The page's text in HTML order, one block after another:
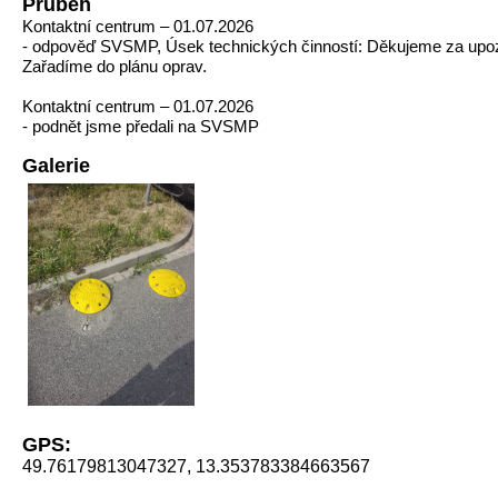
Průběh
Kontaktní centrum – 01.07.2026
- odpověď SVSMP, Úsek technických činností: Děkujeme za
Zařadíme do plánu oprav.
Kontaktní centrum – 01.07.2026
- podnět jsme předali na SVSMP
Galerie
GPS:
49.76179813047327, 13.353783384663567